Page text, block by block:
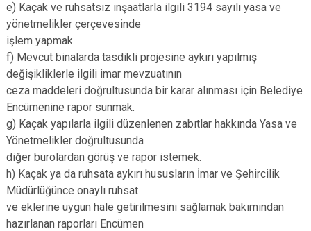
e) Kaçak ve ruhsatsız inşaatlarla ilgili 3194 sayılı yasa ve
yönetmelikler çerçevesinde
işlem yapmak.
f) Mevcut binalarda tasdikli projesine aykırı yapılmış
değişikliklerle ilgili imar mevzuatının
ceza maddeleri doğrultusunda bir karar alınması için Belediye
Encümenine rapor sunmak.
g) Kaçak yapılarla ilgili düzenlenen zabıtlar hakkında Yasa ve
Yönetmelikler doğrultusunda
diğer bürolardan görüş ve rapor istemek.
h) Kaçak ya da ruhsata aykırı hususların İmar ve Şehircilik
Müdürlüğünce onaylı ruhsat
ve eklerine uygun hale getirilmesini sağlamak bakımından
hazırlanan raporları Encümen